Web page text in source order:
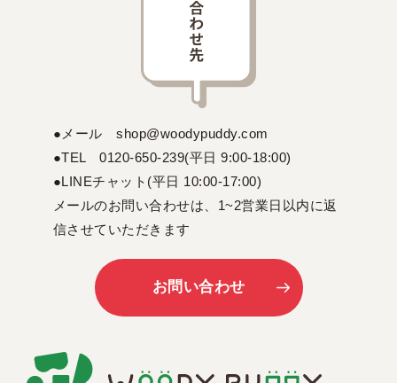
●メール shop@woodypuddy.com
●TEL 0120-650-239(平日 9:00-18:00)
●LINEチャット(平日 10:00-17:00)
メールのお問い合わせは、1~2営業日以内に返
信させていただきます
お問い合わせ